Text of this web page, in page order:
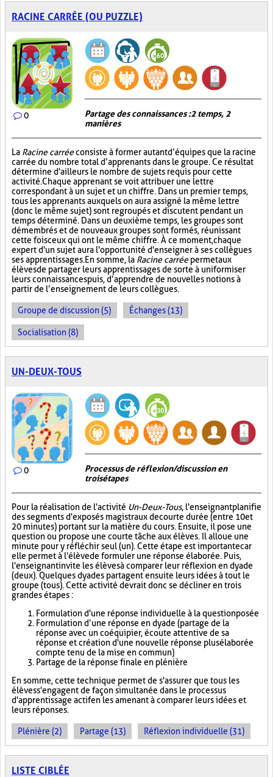
RACINE CARRÉE (OU PUZZLE)
0
Partage des connaissances : 2 temps, 2
manières
La Racine carréeconsiste à former autant d’équipes que la racine
carrée du nombre total d’apprenants dans le groupe. Ce résultat
détermine d'ailleurs le nombre de sujets requis pour cette
activité. Chaque apprenant se voit attribuer une lettre
correspondant à un sujet et un chiffre. Dans un premier temps,
tous les apprenants auxquels on aura assigné la même lettre
(donc le même sujet) sont regroupés et discutent pendant un
temps déterminé. Dans un deuxième temps, les groupes sont
démembrés et de nouveaux groupes sont formés, réunissant
cette fois ceux qui ont le même chiffre. À ce moment, chaque
expert d'un sujet aura l'opportunité d'enseigner à ses collègues
ses apprentissages. En somme, la Racine carréepermet aux
élèves de partager leurs apprentissages de sorte à uniformiser
leurs connaissances puis, d’apprendre de nouvelles notions à
partir de l’enseignement de leurs collègues.
Groupe de discussion (5) Échanges (13)
Socialisation (8)
UN-DEUX-TOUS
0
Processus de réflexion/discussion en
trois étapes
Pour la réalisation de l'activité Un-Deux-Tous, l'enseignant planifie
des segments d'exposés magistraux de courte durée (entre 10 et
20 minutes) portant sur la matière du cours. Ensuite, il pose une
question ou propose une courte tâche aux élèves. Il alloue une
minute pour y réfléchir seul (un). Cette étape est importante car
elle permet à l'élève de formuler une réponse élaborée. Puis,
l'enseignant invite les élèves à comparer leur réflexion en dyade
(deux). Quelques dyades partagent ensuite leurs idées à tout le
groupe (tous). Cette activité devrait donc se décliner en trois
grandes étapes :
Formulation d'une réponse individuelle à la question posée
Formulation d’une réponse en dyade (partage de la
réponse avec un coéquipier, écoute attentive de sa
réponse et création d'une nouvelle réponse plus élaborée
compte tenu de la mise en commun)
Partage de la réponse finale en plénière
En somme, cette technique permet de s'assurer que tous les
élèves s'engagent de façon simultanée dans le processus
d'apprentissage actif en les amenant à comparer leurs idées et
leurs réponses.
Plénière (2) Partage (13) Réflexion individuelle (31)
LISTE CIBLÉE